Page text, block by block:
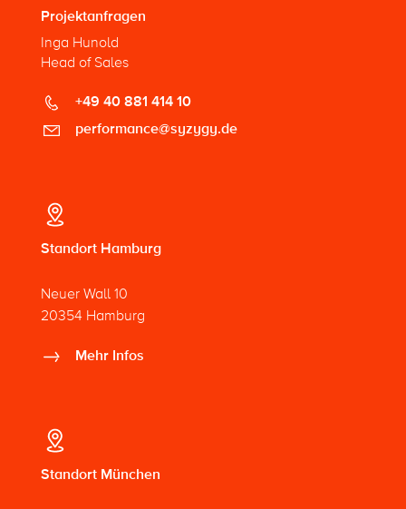
Projektanfragen
Inga Hunold
Head of Sales
+49 40 881 414 10
performance@syzygy.de
Standort Hamburg
Neuer Wall 10
20354 Hamburg
Mehr Infos
Standort München